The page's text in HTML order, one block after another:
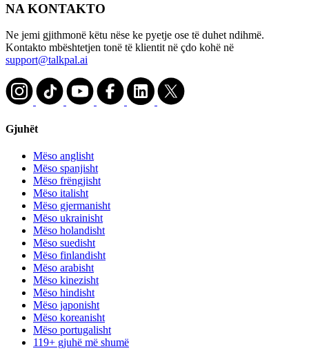
NA KONTAKTO
Ne jemi gjithmonë këtu nëse ke pyetje ose të duhet ndihmë.
Kontakto mbështetjen tonë të klientit në çdo kohë në
support@talkpal.ai
Gjuhët
Mëso anglisht
Mëso spanjisht
Mëso frëngjisht
Mëso italisht
Mëso gjermanisht
Mëso ukrainisht
Mëso holandisht
Mëso suedisht
Mëso finlandisht
Mëso arabisht
Mëso kinezisht
Mëso hindisht
Mëso japonisht
Mëso koreanisht
Mëso portugalisht
119+ gjuhë më shumë